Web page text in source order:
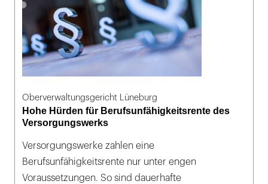
Oberverwaltungsgericht Lüneburg
Hohe Hürden für Berufsunfähigkeitsrente des
Versorgungswerks
Versorgungswerke zahlen eine
Berufsunfähigkeitsrente nur unter engen
Voraussetzungen. So sind dauerhafte